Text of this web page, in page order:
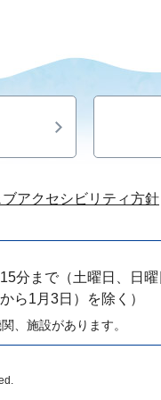
ブアクセシビリティ方針
分まで （土曜日、日
ら1月3日）を除く）
、施設があります。